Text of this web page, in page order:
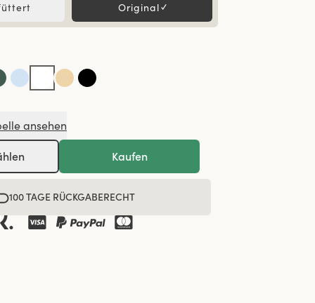
Original✓
ansehen
Kaufen
100 TAGE RÜCKGABERECHT